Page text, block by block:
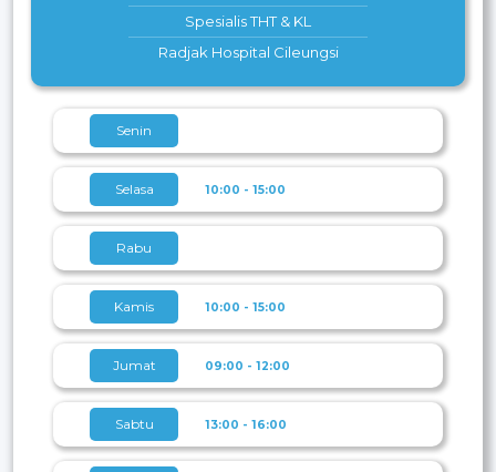
Spesialis THT & KL
Radjak Hospital Cileungsi
Senin
Selasa 10:00 - 15:00
Rabu
Kamis 10:00 - 15:00
Jumat 09:00 - 12:00
Sabtu 13:00 - 16:00